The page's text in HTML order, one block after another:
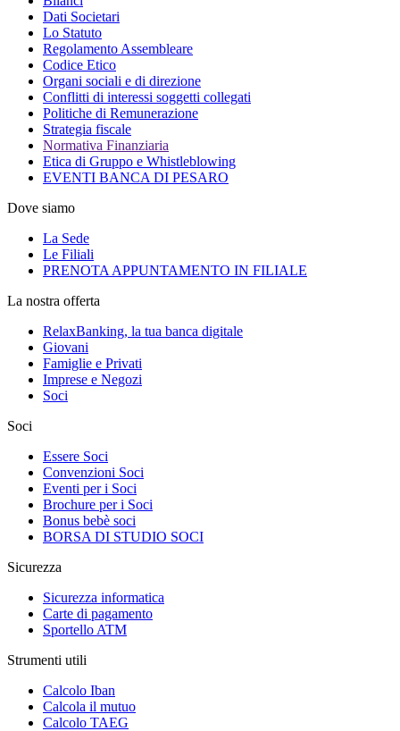
Dati Societari
Lo Statuto
Regolamento Assembleare
Codice Etico
Organi sociali e di direzione
Conflitti di interessi soggetti collegati
Politiche di Remunerazione
Strategia fiscale
Normativa Finanziaria
Etica di Gruppo e Whistleblowing
EVENTI BANCA DI PESARO
Dove siamo
La Sede
Le Filiali
PRENOTA APPUNTAMENTO IN FILIALE
La nostra offerta
RelaxBanking, la tua banca digitale
Giovani
Famiglie e Privati
Imprese e Negozi
Soci
Soci
Essere Soci
Convenzioni Soci
Eventi per i Soci
Brochure per i Soci
Bonus bebè soci
BORSA DI STUDIO SOCI
Sicurezza
Sicurezza informatica
Carte di pagamento
Sportello ATM
Strumenti utili
Calcolo Iban
Calcola il mutuo
Calcolo TAEG